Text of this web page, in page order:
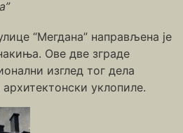
“Мегдана” направљена је
Ове две зграде
изглед тог дела
уклопиле.